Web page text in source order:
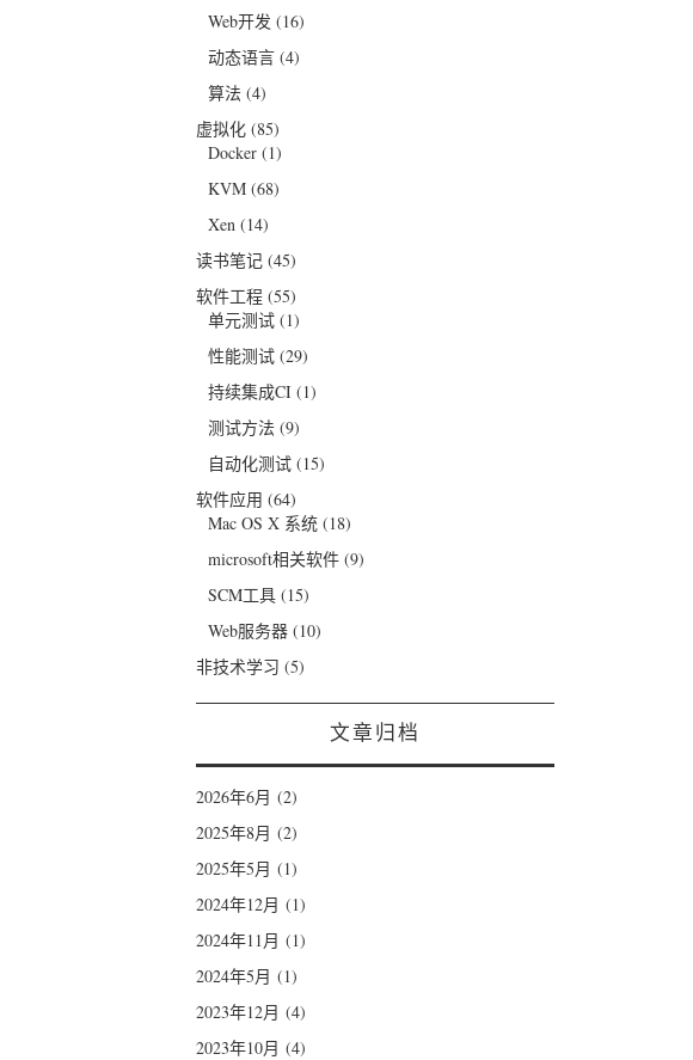
Web开发 (16)
动态语言(4)
算法(4)
虚拟化(85)
Docker(1)
KVM(68)
Xen(14)
读书笔记(45)
软件工程(55)
单元测试(1)
性能测试(29)
持续集成CI(1)
测试方法(9)
自动化测试(15)
软件应用 (64)
Mac OS X 系统(18)
microsoft相关软件(9)
SCM工具(15)
Web服务器(10)
非技术学习 (5)
文章归档
2026年6月 (2)
2025年8月 (2)
2025年5月 (1)
2024年12月 (1)
2024年11月 (1)
2024年5月 (1)
2023年12月 (4)
2023年10月 (4)